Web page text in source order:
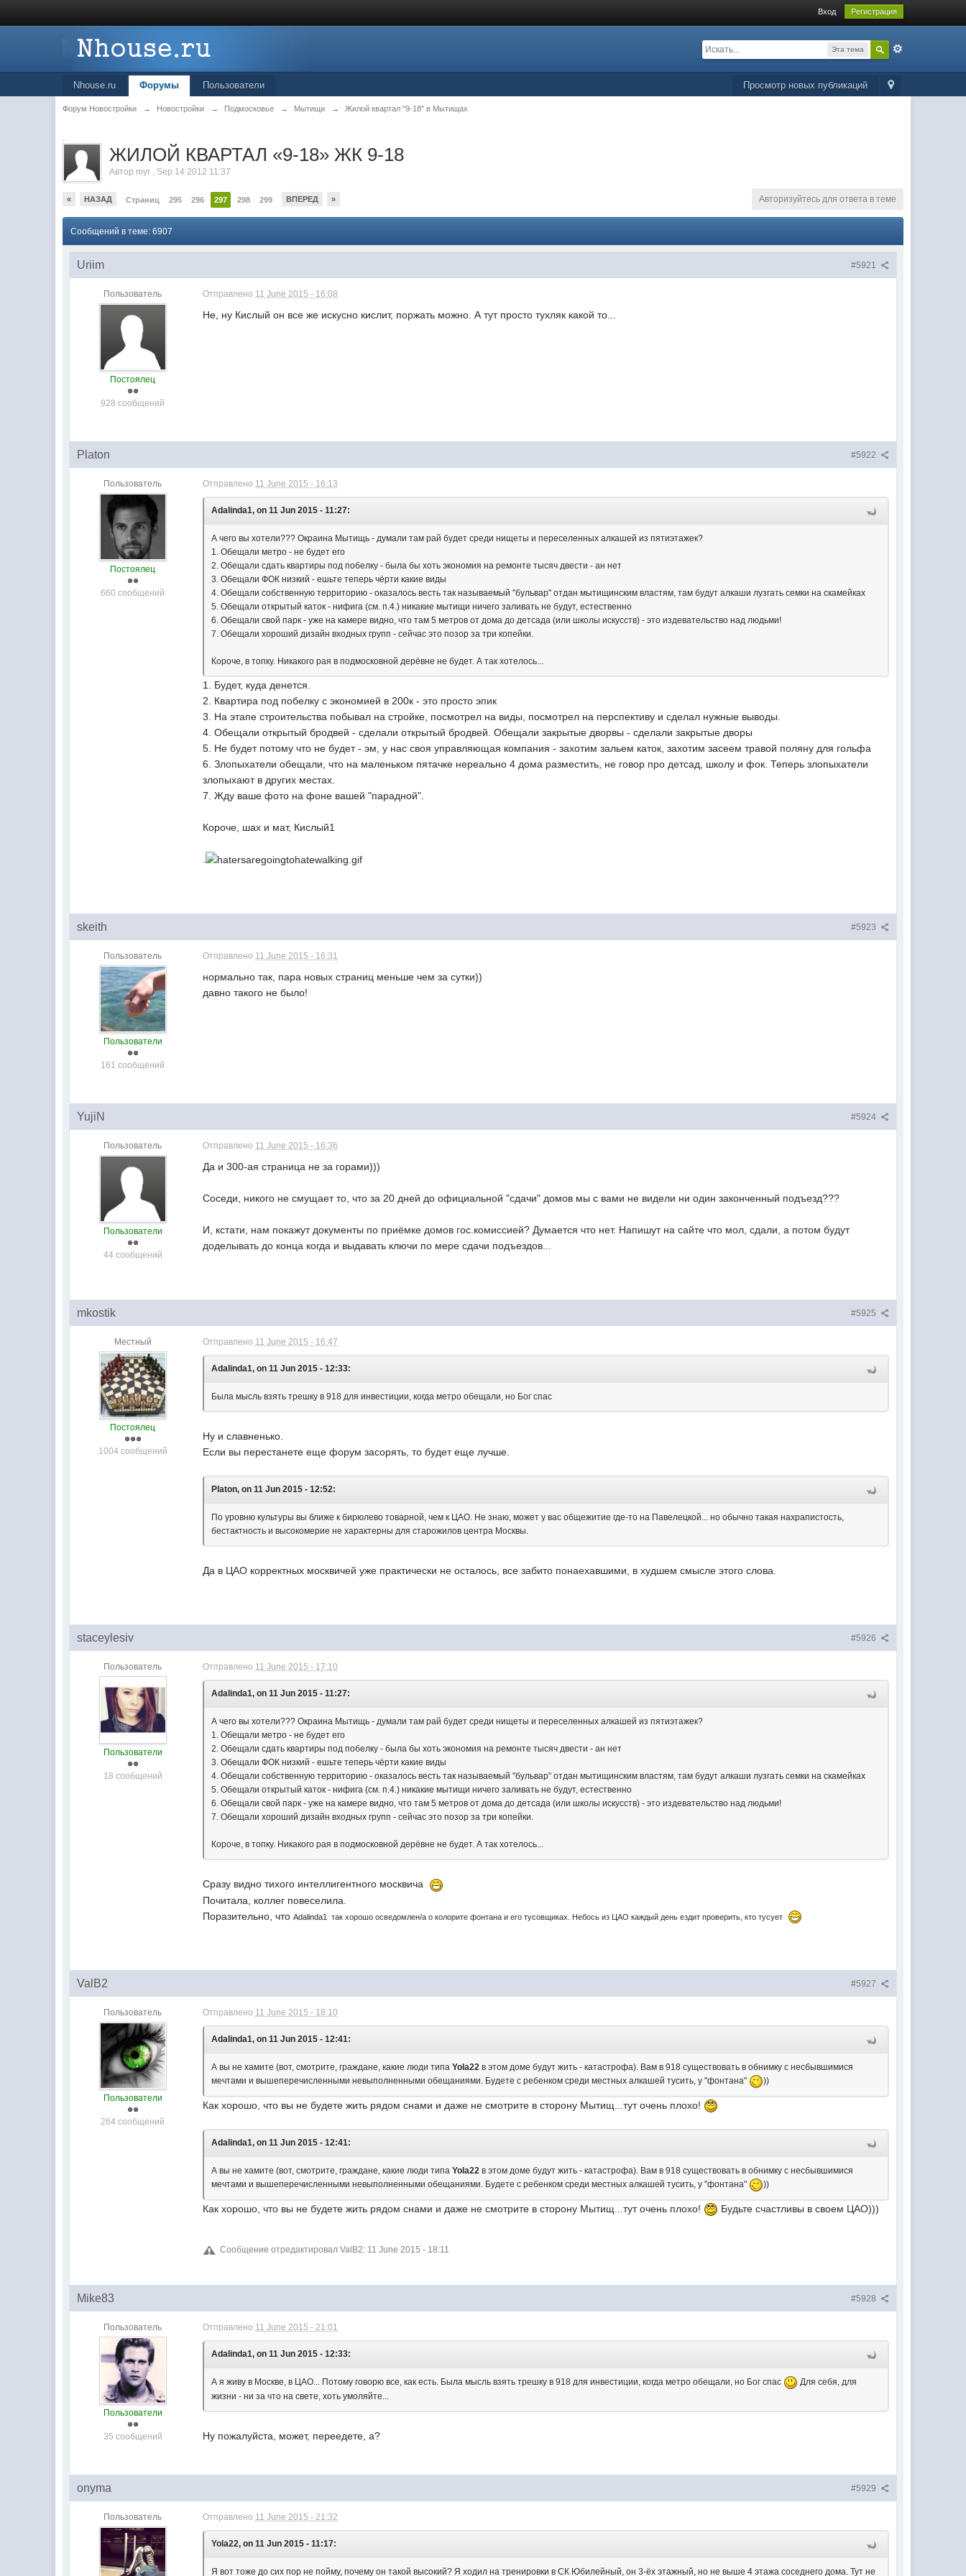
Вход Регистрация
Эта тема
Просмотр новых публикаций
Nhouse.ru Форумы Пользователи
Форум Новостройки → Новостройки → Подмосковье → Мытищи → Жилой квартал "9-18" в Мытищах
.
ЖИЛОЙ КВАРТАЛ «9-18» ЖК 9-18
Автор myr , Sep 14 2012 11:37
« НАЗАД Страниц 295 296 297 298 299 ВПЕРЕД » Авторизуйтесь для ответа в теме
Сообщений в теме: 6907
#5921
Uriim
Пользователь
Постоялец
928 сообщений
Отправлено 11 June 2015 - 16:08
Не, ну Кислый он все же искусно кислит, поржать можно. А тут просто тухляк какой то...
#5922
Platon
Пользователь
Постоялец
660 сообщений
Отправлено 11 June 2015 - 16:13
Adalinda1, on 11 Jun 2015 - 11:27:
А чего вы хотели??? Окраина Мытищь - думали там рай будет среди нищеты и переселенных алкашей из пятиэтажек?
1. Обещали метро - не будет его
2. Обещали сдать квартиры под побелку - была бы хоть экономия на ремонте тысяч двести - ан нет
3. Обещали ФОК низкий - ешьте теперь чёрти какие виды
4. Обещали собственную территорию - оказалось весть так называемый "бульвар" отдан мытищинским властям, там будут алкаши лузгать семки на скамейках
5. Обещали открытый каток - нифига (см. п.4.) никакие мытищи ничего заливать не будут, естественно
6. Обещали свой парк - уже на камере видно, что там 5 метров от дома до детсада (или школы искусств) - это издевательство над людьми!
7. Обещали хороший дизайн входных групп - сейчас это позор за три копейки.
Короче, в топку. Никакого рая в подмосковной дерёвне не будет. А так хотелось...
1. Будет, куда денется.
2. Квартира под побелку с экономией в 200к - это просто эпик
3. На этапе строительства побывал на стройке, посмотрел на виды, посмотрел на перспективу и сделал нужные выводы.
4. Обещали открытый бродвей - сделали открытый бродвей. Обещали закрытые дворвы - сделали закрытые дворы
5. Не будет потому что не будет - эм, у нас своя управляющая компания - захотим зальем каток, захотим засеем травой поляну для гольфа
6. Злопыхатели обещали, что на маленьком пятачке нереально 4 дома разместить, не говор про детсад, школу и фок. Теперь злопыхатели
злопыхают в других местах.
7. Жду ваше фото на фоне вашей "парадной".
Короче, шах и мат, Кислый1
#5923
skeith
Пользователь
Пользователи
161 сообщений
Отправлено 11 June 2015 - 16:31
нормально так, пара новых страниц меньше чем за сутки))
давно такого не было!
#5924
YujiN
Пользователь
Пользователи
44 сообщений
Отправлено 11 June 2015 - 16:36
Да и 300-ая страница не за горами)))
Соседи, никого не смущает то, что за 20 дней до официальной "сдачи" домов мы с вами не видели ни один законченный подъезд???
И, кстати, нам покажут документы по приёмке домов гос.комиссией? Думается что нет. Напишут на сайте что мол, сдали, а потом будут
доделывать до конца когда и выдавать ключи по мере сдачи подъездов...
#5925
mkostik
Местный
Постоялец
1004 сообщений
Отправлено 11 June 2015 - 16:47
Adalinda1, on 11 Jun 2015 - 12:33:
Была мысль взять трешку в 918 для инвестиции, когда метро обещали, но Бог спас
Ну и славненько.
Если вы перестанете еще форум засорять, то будет еще лучше.
Platon, on 11 Jun 2015 - 12:52:
По уровню культуры вы ближе к бирюлево товарной, чем к ЦАО. Не знаю, может у вас общежитие где-то на Павелецкой... но обычно такая нахрапистость,
бестактность и высокомерие не характерны для старожилов центра Москвы.
Да в ЦАО корректных москвичей уже практически не осталось, все забито понаехавшими, в худшем смысле этого слова.
#5926
staceylesiv
Пользователь
Пользователи
18 сообщений
Отправлено 11 June 2015 - 17:10
Adalinda1, on 11 Jun 2015 - 11:27:
А чего вы хотели??? Окраина Мытищь - думали там рай будет среди нищеты и переселенных алкашей из пятиэтажек?
1. Обещали метро - не будет его
2. Обещали сдать квартиры под побелку - была бы хоть экономия на ремонте тысяч двести - ан нет
3. Обещали ФОК низкий - ешьте теперь чёрти какие виды
4. Обещали собственную территорию - оказалось весть так называемый "бульвар" отдан мытищинским властям, там будут алкаши лузгать семки на скамейках
5. Обещали открытый каток - нифига (см. п.4.) никакие мытищи ничего заливать не будут, естественно
6. Обещали свой парк - уже на камере видно, что там 5 метров от дома до детсада (или школы искусств) - это издевательство над людьми!
7. Обещали хороший дизайн входных групп - сейчас это позор за три копейки.
Короче, в топку. Никакого рая в подмосковной дерёвне не будет. А так хотелось...
Сразу видно тихого интеллигентного москвича
Почитала, коллег повеселила.
Поразительно, чтоAdalinda1 так хорошо осведомлен/а о колорите фонтана и его тусовщиках. Небось из ЦАО каждый день ездит проверить, кто тусует
#5927
ValB2
Пользователь
Пользователи
264 сообщений
Отправлено 11 June 2015 - 18:10
Adalinda1, on 11 Jun 2015 - 12:41:
А вы не хамите (вот, смотрите, граждане, какие люди типаYola22в этом доме будут жить - катастрофа). Вам в 918 существовать в обнимку с несбывшимися
мечтами и вышеперечисленными невыполненными обещаниями. Будете с ребенком среди местных алкашей тусить, у "фонтана"
))
Как хорошо, что вы не будете жить рядом снами и даже не смотрите в сторону Мытищ...тут очень плохо!
Adalinda1, on 11 Jun 2015 - 12:41:
А вы не хамите (вот, смотрите, граждане, какие люди типаYola22в этом доме будут жить - катастрофа). Вам в 918 существовать в обнимку с несбывшимися
мечтами и вышеперечисленными невыполненными обещаниями. Будете с ребенком среди местных алкашей тусить, у "фонтана"
))
Как хорошо, что вы не будете жить рядом снами и даже не смотрите в сторону Мытищ...тут очень плохо! Будьте счастливы в своем ЦАО)))
Сообщение отредактировал ValB2: 11 June 2015 - 18:11
#5928
Mike83
Пользователь
Пользователи
35 сообщений
Отправлено 11 June 2015 - 21:01
Adalinda1, on 11 Jun 2015 - 12:33:
А я живу в Москве, в ЦАО... Потому говорю все, как есть. Была мысль взять трешку в 918 для инвестиции, когда метро обещали, но Бог спас
Для себя, для
жизни - ни за что на свете, хоть умоляйте...
Ну пожалуйста, может, переедете, а?
#5929
onyma
Пользователь Отправлено 11 June 2015 - 21:32
Yola22, on 11 Jun 2015 - 11:17:
Я вот тоже до сих пор не пойму, почему он такой высокий? Я ходил на тренировки в СК Юбилейный, он 3-ёх этажный, но не выше 4 этажа соседнего дома. Тут не